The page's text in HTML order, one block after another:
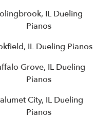
IL Dueling
Pianos
IL Dueling Pianos
Grove, IL Dueling
Pianos
City, IL Dueling
Pianos